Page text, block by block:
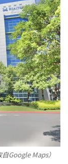
Google Maps）